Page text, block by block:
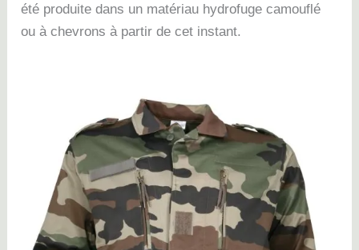
été produite dans un matériau hydrofuge camouflé
ou à chevrons à partir de cet instant.